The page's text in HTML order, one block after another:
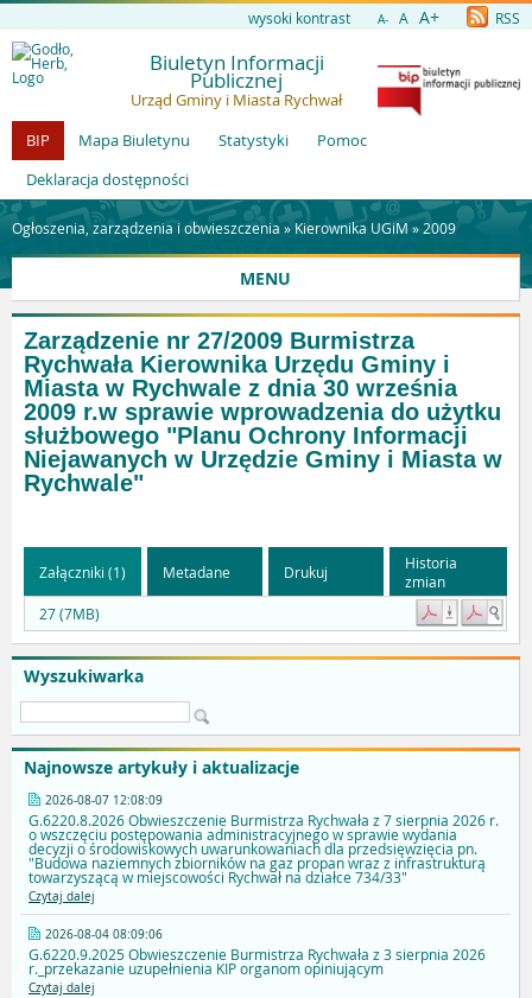
wysoki kontrast A- A A+ RSS
Biuletyn Informacji
Publicznej
Urząd Gminy i Miasta Rychwał
BIP
Mapa Biuletynu Statystyki
Pomoc
Deklaracja dostępności
Ogłoszenia, zarządzenia i obwieszczenia » Kierownika UGiM» 2009
MENU
Wyszukiwarka
Najnowsze artykuły i aktualizacje
2026-08-07 12:08:09
G.6220.8.2026 Obwieszczenie Burmistrza Rychwała z 7 sierpnia 2026 r.
o wszczęciu postępowania administracyjnego w sprawie wydania
decyzji o środowiskowych uwarunkowaniach dla przedsięwzięcia pn.
"Budowa naziemnych zbiorników na gaz propan wraz z infrastrukturą
towarzyszącą w miejscowości Rychwał na działce 734/33"
Czytaj dalej
2026-08-04 08:09:06
G.6220.9.2025 Obwieszczenie Burmistrza Rychwała z 3 sierpnia 2026
r._przekazanie uzupełnienia KIP organom opiniującym
Czytaj dalej
Zarządzenie nr 27/2009 Burmistrza
Rychwała Kierownika Urzędu Gminy i
Miasta w Rychwale z dnia 30 września
2009 r.w sprawie wprowadzenia do użytku
służbowego "Planu Ochrony Informacji
Niejawanych w Urzędzie Gminy i Miasta w
Rychwale"
Załączniki (1) Metadane Drukuj
Historia
zmian
27 (7MB)